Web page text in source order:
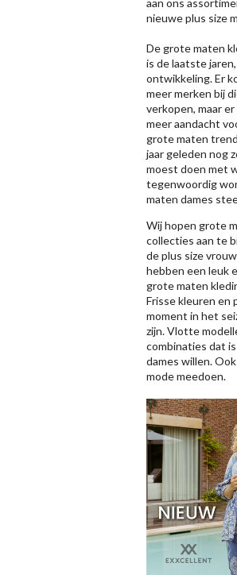
aan ons
nieuweplus size
De grote maten
is de laatste
ontwikkeling. Er
meer merken bij
verkopen, maar
meer aandacht
grote maten
jaar geleden nog
moest doen met
tegenwoordig
maten dames
Wij hopen grote
collecties aan te
de plus size
hebben een leuk
grote maten
Frisse kleuren en
moment in het
zijn. Vlotte
combinaties dat
dames willen.
mode meedoen.